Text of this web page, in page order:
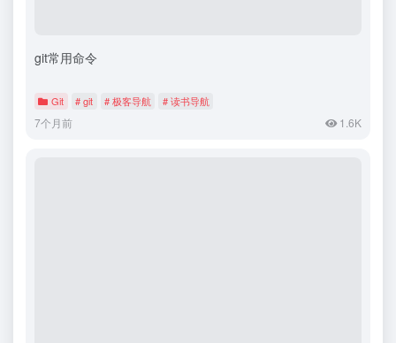
git常用命令
Git # git # 极客导航 # 读书导航
7个月前 1.6K